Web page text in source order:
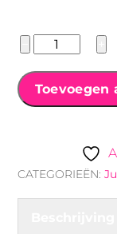
´Musthave
Dicht
Gestikte
print
Toevoegen
CATEGORIEËN: